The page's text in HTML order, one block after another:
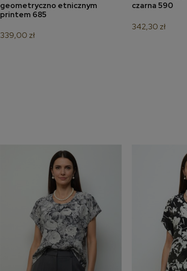
geometryczno etnicznym
printem 685
339,00 zł
czarna 590
342,30 zł